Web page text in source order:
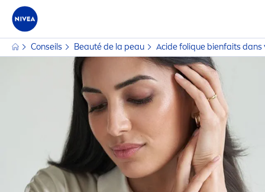
Conseils Beauté de la peau Acide fol ique bienfaits dans